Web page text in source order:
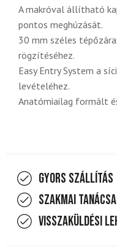
A makróval állítható
pontos meghúzását.
30 mm széles
rögzítéséhez.
Easy Entry System a
levételéhez.
Anatómiailag formált
Gyors szállítás
Szakmai
Visszaküldési